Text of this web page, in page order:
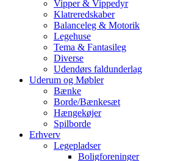
Vipper & Vippedyr
Klatreredskaber
Balanceleg & Motorik
Legehuse
Tema & Fantasileg
Diverse
Udendørs faldunderlag
Uderum og Møbler
Bænke
Borde/Bænkesæt
Hængekøjer
Spilborde
Erhverv
Legepladser
Boligforeninger